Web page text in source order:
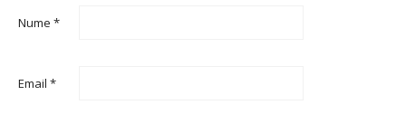
Nume *
Email *